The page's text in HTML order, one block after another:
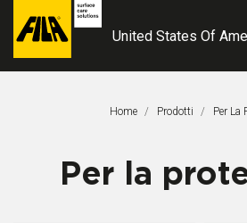
FILA
United States Of
Home Prodotti Per La
Per la